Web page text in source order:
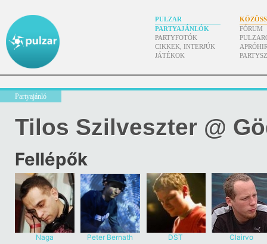
PULZAR
PARTYAJÁNLÓK
PARTYFOTÓK
CIKKEK, INTERJÚK
JÁTÉKOK
FÓRUM
Partyajánló
Tilos Szilveszter @
Fellépők
Naga Peter Bernath DST Clairvo